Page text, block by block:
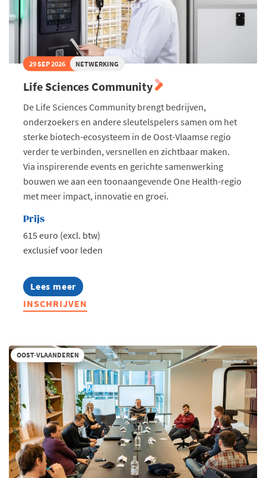
29 SEP 2026 NETWERKING
Life Sciences Community
De Life Sciences Community brengt bedrijven,
onderzoekers en andere sleutelspelers samen om het
sterke biotech-ecosysteem in de Oost-Vlaamse regio
verder te verbinden, versnellen en zichtbaar maken.
Via inspirerende events en gerichte samenwerking
bouwen we aan een toonaangevende One Health-regio
met meer impact, innovatie en groei.
Prijs
615 euro (excl. btw)
exclusief voor leden
Lees meer
about
Life
Sciences
INSCHRIJVEN
OOST-VLAANDEREN